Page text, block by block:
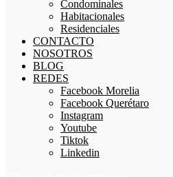
Condominales
Habitacionales
Residenciales
CONTACTO
NOSOTROS
BLOG
REDES
Facebook Morelia
Facebook Querétaro
Instagram
Youtube
Tiktok
Linkedin